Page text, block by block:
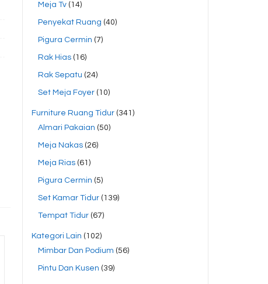
Meja Tv(14)
Penyekat Ruang (40)
Pigura Cermin (7)
Rak Hias(16)
Rak Sepatu (24)
Set Meja Foyer(10)
Furniture Ruang Tidur(341)
Almari Pakaian (50)
Meja Nakas(26)
Meja Rias(61)
Pigura Cermin (5)
Set Kamar Tidur(139)
Tempat Tidur(67)
Kategori Lain (102)
Mimbar Dan Podium (56)
Pintu Dan Kusen (39)